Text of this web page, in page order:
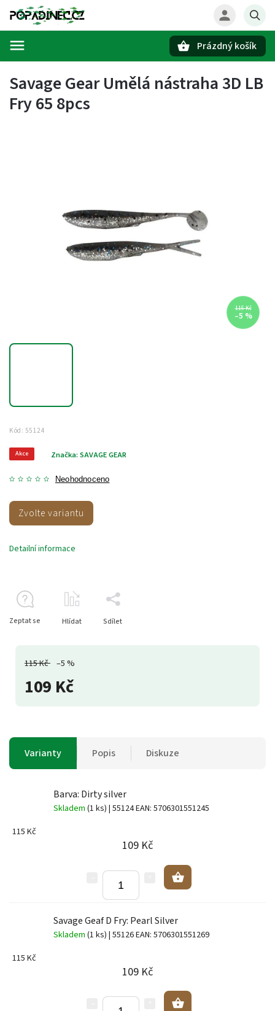
Prázdný košík
Savage Gear Umělá nástraha 3D LB
Fry 65 8pcs
115 Kč
–5 %
Kód: 55124
Akce
Neohodnoceno
Značka: SAVAGE GEAR
115 Kč –5 %
109 Kč
Zvolte variantu
Detailní informace
Zeptat se Hlídat Sdílet
Varianty Popis Diskuze
Barva: Dirty silver
Skladem (1 ks) | 55124EAN: 5706301551245
115 Kč
109 Kč
Savage Geaf D Fry: Pearl Silver
Skladem (1 ks) | 55126EAN: 5706301551269
115 Kč
109 Kč